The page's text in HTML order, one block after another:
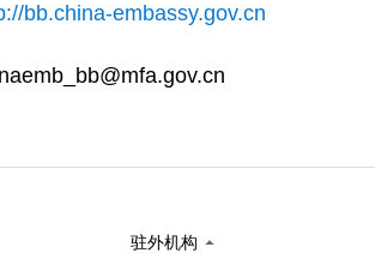
bb.china-embassy.gov.cn
驻外机构